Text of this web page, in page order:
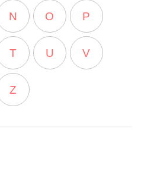
N O P
T U V
Z